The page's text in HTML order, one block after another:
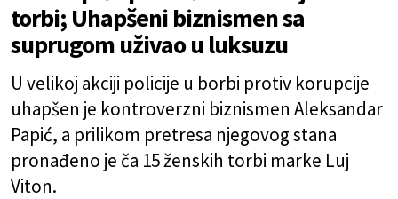
torbi; Uhapšeni biznismen sa
suprugom uživao u luksuzu
U velikoj akciji policije u borbi protiv korupcije
uhapšen je kontroverzni biznismen Aleksandar
Papić, a prilikom pretresa njegovog stana
pronađeno je ča 15 ženskih torbi marke Luj
Viton.